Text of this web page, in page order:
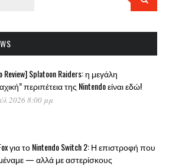
Review] Splatoon Raiders: η μεγάλη
περιπέτεια της Nintendo είναι εδώ!
2026 8:00 μμ
για το Nintendo Switch 2: Η επιστροφή που
— αλλά με αστερίσκους